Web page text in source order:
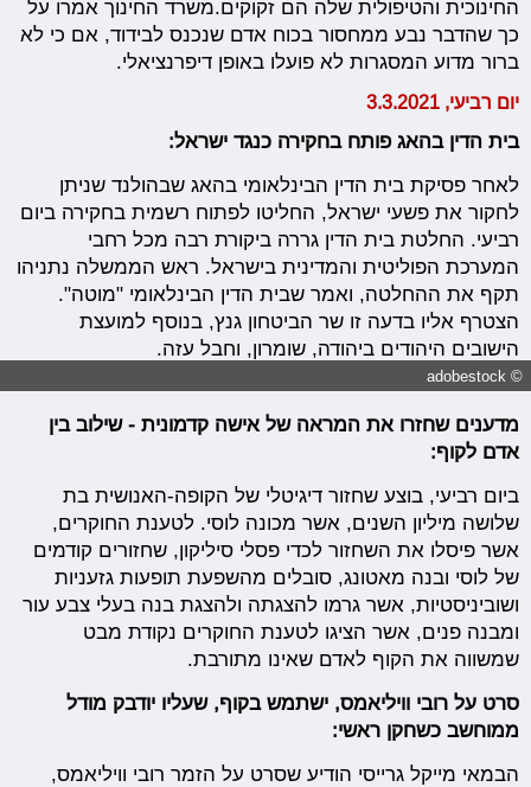
החינוכית והטיפולית שלה הם זקוקים.משרד החינוך אמרו על
כך שהדבר נבע ממחסור בכוח אדם שנכנס לבידוד, אם כי לא
ברור מדוע המסגרות לא פועלו באופן דיפרנציאלי.
יום רביעי, 3.3.2021
בית הדין בהאג פותח בחקירה כנגד ישראל:
לאחר פסיקת בית הדין הבינלאומי בהאג שבהולנד שניתן
לחקור את פשעי ישראל, החליטו לפתוח רשמית בחקירה ביום
רביעי. החלטת בית הדין גררה ביקורת רבה מכל רחבי
המערכת הפוליטית והמדינית בישראל. ראש הממשלה נתניהו
תקף את ההחלטה, ואמר שבית הדין הבינלאומי "מוטה".
הצטרף אליו בדעה זו שר הביטחון גנץ, בנוסף למועצת
הישובים היהודים ביהודה, שומרון, וחבל עזה.
© adobestock
מדענים שחזרו את המראה של אישה קדמונית - שילוב בין
אדם לקוף:
ביום רביעי, בוצע שחזור דיגיטלי של הקופה-האנושית בת
שלושה מיליון השנים, אשר מכונה לוסי. לטענת החוקרים,
אשר פיסלו את השחזור לכדי פסלי סיליקון, שחזורים קודמים
של לוסי ובנה מאטונג, סובלים מהשפעת תופעות גזעניות
ושוביניסטיות, אשר גרמו להצגתה ולהצגת בנה בעלי צבע עור
ומבנה פנים, אשר הציגו לטענת החוקרים נקודת מבט
שמשווה את הקוף לאדם שאינו מתורבת.
סרט על רובי וויליאמס, ישתמש בקוף, שעליו יודבק מודל
ממוחשב כשחקן ראשי:
הבמאי מייקל גרייסי הודיע שסרט על הזמר רובי וויליאמס,